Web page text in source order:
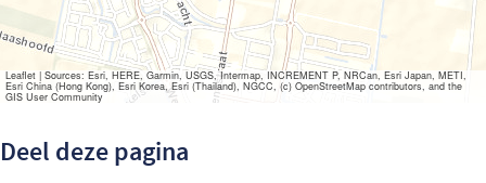
Leaflet | Sources: Esri, HERE, Garmin, USGS, Intermap, INCREMENT P, NRCan, Esri Japan, METI,
Esri China (Hong Kong), Esri Korea, Esri (Thailand), NGCC, (c) OpenStreetMap contributors, and the
GIS User Community
Deel deze pagina